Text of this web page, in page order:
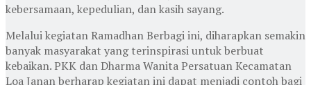
kebersamaan, kepedulian, dan kasih sayang.
Melalui kegiatan Ramadhan Berbagi ini, diharapkan semakin
banyak masyarakat yang terinspirasi untuk berbuat
kebaikan. PKK dan Dharma Wanita Persatuan Kecamatan
Loa Janan berharap kegiatan ini dapat menjadi contoh bagi